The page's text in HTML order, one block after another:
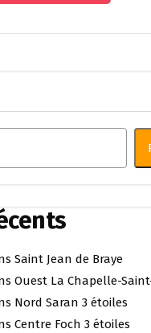
Saint Jean de Braye
Ouest La Chapelle-
Nord Saran 3 étoiles
Centre Foch 3 étoiles